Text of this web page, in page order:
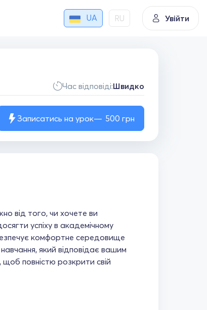
UA RU Увійти
Час відповіді:Швидко
Записатись на урок 500 грн
від того, чи хочете ви
успіху в академічному
комфортне середовище
який відповідає вашим
повністю розкрити свій